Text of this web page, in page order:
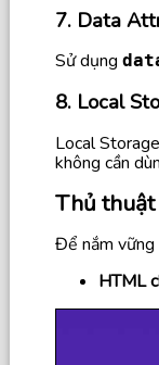
7. Data
Sử dụng
8. Local
Local
không cần
Thủ
Để nắm vững
HTML